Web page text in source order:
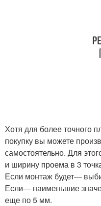
Хотя для более точного
покупку вы можете
самостоятельно. Для
и ширину проема в 3
Если монтаж будет—
Если— наименьшие
еще по 5 мм.